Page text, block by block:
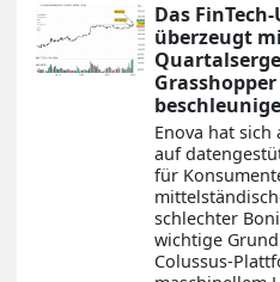
Das
überzeugt
Enova hat sich
auf
für
schlechter
wichtige
Colussus-